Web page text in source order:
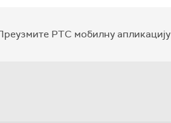
РТС мобилну апликацију